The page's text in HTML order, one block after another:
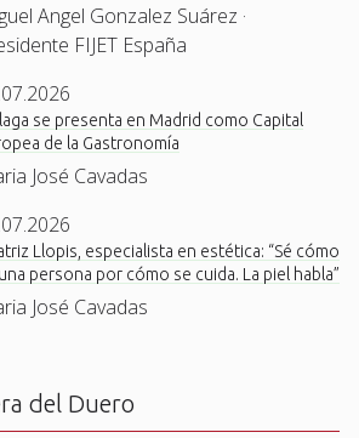
Angel Gonzalez Suárez ·
FIJET España
se presenta en Madrid como Capital
de la Gastronomía
José Cavadas
Llopis, especialista en estética: “Sé cómo
persona por cómo se cuida. La piel habla”
José Cavadas
del Duero